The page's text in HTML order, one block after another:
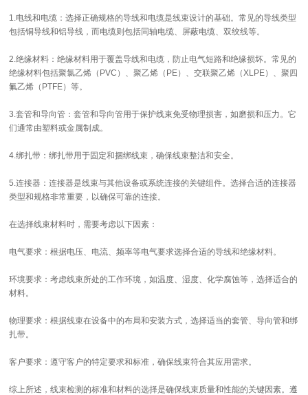
1.电线和电缆：选择正确规格的导线和电缆是线束设计的基础。常见的导线类型
包括铜导线和铝导线，而电缆则包括同轴电缆、屏蔽电缆、双绞线等。
2.绝缘材料：绝缘材料用于覆盖导线和电缆，防止电气短路和绝缘损坏。常见的
绝缘材料包括聚氯乙烯（PVC）、聚乙烯（PE）、交联聚乙烯（XLPE）、聚四
氟乙烯（PTFE）等。
3.套管和导向管：套管和导向管用于保护线束免受物理损害，如磨损和压力。它
们通常由塑料或金属制成。
4.绑扎带：绑扎带用于固定和捆绑线束，确保线束整洁和安全。
5.连接器：连接器是线束与其他设备或系统连接的关键组件。选择合适的连接器
类型和规格非常重要，以确保可靠的连接。
在选择线束材料时，需要考虑以下因素：
电气要求：根据电压、电流、频率等电气要求选择合适的导线和绝缘材料。
环境要求：考虑线束所处的工作环境，如温度、湿度、化学腐蚀等，选择适合的
材料。
物理要求：根据线束在设备中的布局和安装方式，选择适当的套管、导向管和绑
扎带。
客户要求：遵守客户的特定要求和标准，确保线束符合其应用需求。
综上所述，线束检测的标准和材料的选择是确保线束质量和性能的关键因素。遵